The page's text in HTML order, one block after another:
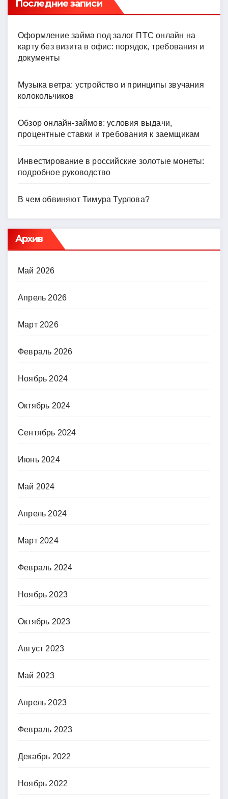
Последние записи
Оформление займа под залог ПТС онлайн на
карту без визита в офис: порядок, требования и
документы
Музыка ветра: устройство и принципы звучания
колокольчиков
Обзор онлайн-займов: условия выдачи,
процентные ставки и требования к заемщикам
Инвестирование в российские золотые монеты:
подробное руководство
В чем обвиняют Тимура Турлова?
Архив
Май 2026
Апрель 2026
Март 2026
Февраль 2026
Ноябрь 2024
Октябрь 2024
Сентябрь 2024
Июнь 2024
Май 2024
Апрель 2024
Март 2024
Февраль 2024
Ноябрь 2023
Октябрь 2023
Август 2023
Май 2023
Апрель 2023
Февраль 2023
Декабрь 2022
Ноябрь 2022